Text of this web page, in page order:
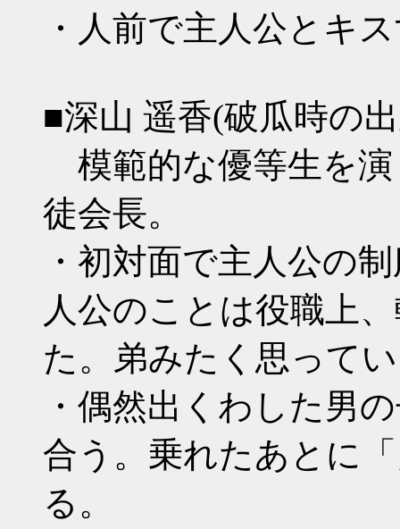
・人前で主人公とキ
■深山 遥香(破瓜時の
模範的な優等生を
徒会長。
・初対面で主人公の
人公のことは役職上
た。弟みたく思って
・偶然出くわした男
合う。乗れたあとに
る。